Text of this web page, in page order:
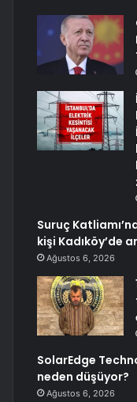
Suruç
kişi Kadıköy’de
Ağustos 6, 2026
SolarEdge
neden düşüyor?
Ağustos 6, 2026